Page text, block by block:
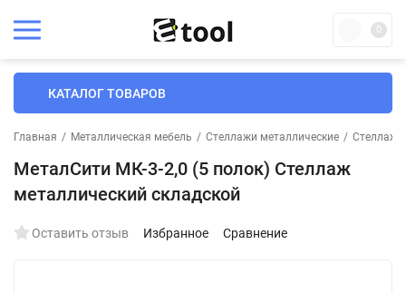
0
КАТАЛОГ ТОВАРОВ
Главная / Металлическая мебель / Стеллажи металлические / Стеллажи
МеталСити МК-3-2,0 (5 полок) Стеллаж
металлический складской
Оставить отзыв Избранное Сравнение